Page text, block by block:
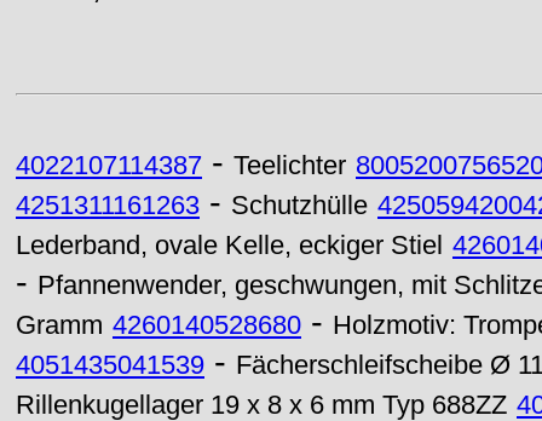
4022107114387 - Teelichter
4251311161263 - Schutzhülle
Lederband, ovale Kelle, eckiger Stiel
- Pfannenwender, geschwungen, mit
Gramm 4260140528680 - Holzmotiv:
4051435041539 - Fächerschleifscheibe Ø
Rillenkugellager 19 x 8 x 6 mm Typ 688ZZ